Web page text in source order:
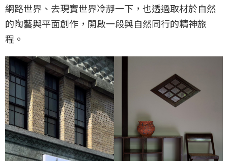
網路世界、去現實世界冷靜一下，也透過取材於自然
的陶藝與平面創作，開啟一段與自然同行的精神旅
程。